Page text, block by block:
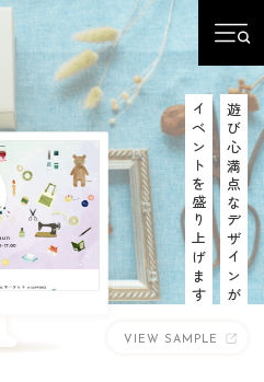
VIEW SAMPLE
遊び心満点なデザインが
イベントを盛り上げます